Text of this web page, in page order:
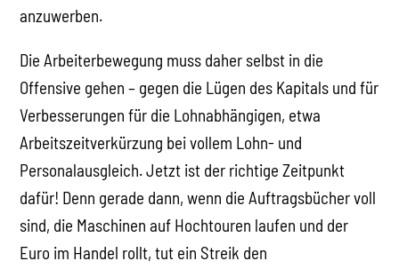
anzuwerben.
Die Arbeiterbewegung muss daher selbst in die
Offensive gehen – gegen die Lügen des Kapitals und für
Verbesserungen für die Lohnabhängigen, etwa
Arbeitszeitverkürzung bei vollem Lohn- und
Personalausgleich. Jetzt ist der richtige Zeitpunkt
dafür! Denn gerade dann, wenn die Auftragsbücher voll
sind, die Maschinen auf Hochtouren laufen und der
Euro im Handel rollt, tut ein Streik den